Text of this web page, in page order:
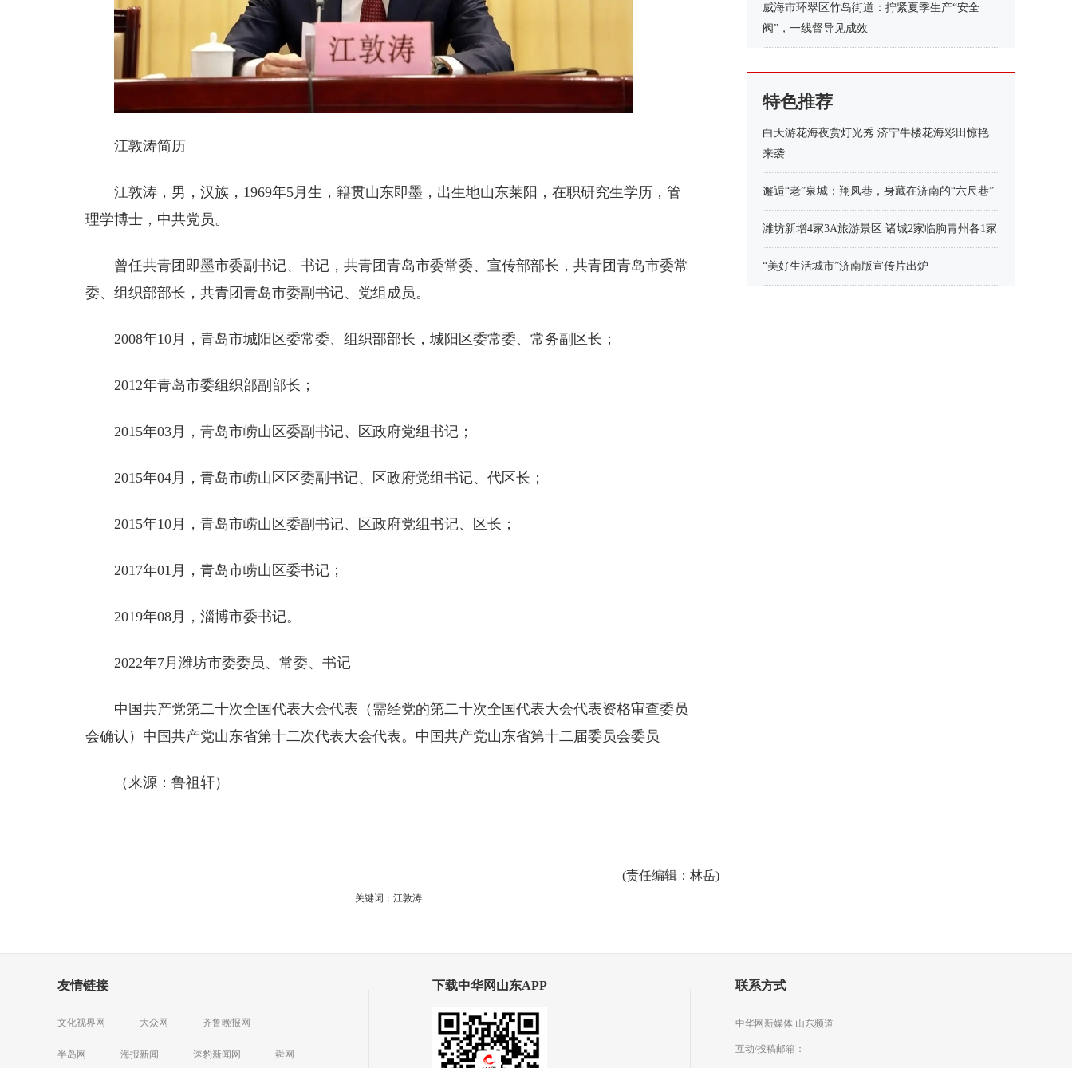
江敦涛简历
江敦涛，男，汉族，1969年5月生，籍贯山东即墨，出生地山东莱阳，在职研究生学历，管
理学博士，中共党员。
曾任共青团即墨市委副书记、书记，共青团青岛市委常委、宣传部部长，共青团青岛市委常
委、组织部部长，共青团青岛市委副书记、党组成员。
2008年10月，青岛市城阳区委常委、组织部部长，城阳区委常委、常务副区长；
2012年青岛市委组织部副部长；
2015年03月，青岛市崂山区委副书记、区政府党组书记；
2015年04月，青岛市崂山区区委副书记、区政府党组书记、代区长；
2015年10月，青岛市崂山区委副书记、区政府党组书记、区长；
2017年01月，青岛市崂山区委书记；
2019年08月，淄博市委书记。
2022年7月潍坊市委委员、常委、书记
中国共产党第二十次全国代表大会代表（需经党的第二十次全国代表大会代表资格审查委员
会确认）中国共产党山东省第十二次代表大会代表。中国共产党山东省第十二届委员会委员
（来源：鲁祖轩）
(责任编辑 ：林岳)
关键词：江敦涛
威海市环翠区竹岛街道：拧紧夏季生产“安全
阀”，一线督导见成效
特色推荐
白天游花海夜赏灯光秀 济宁牛楼花海彩田惊艳
来袭
邂逅“老”泉城：翔凤巷，身藏在济南的“六尺巷”
潍坊新增4家3A旅游景区 诸城2家临朐青州各1家
“美好生活城市”济南版宣传片出炉
友情链接
文化视界网 大众网 齐鲁晚报网
半岛网 海报新闻 速豹新闻网 舜网
下载中华网山东APP 联系方式
中华网新媒体 山东频道
互动/投稿邮箱：